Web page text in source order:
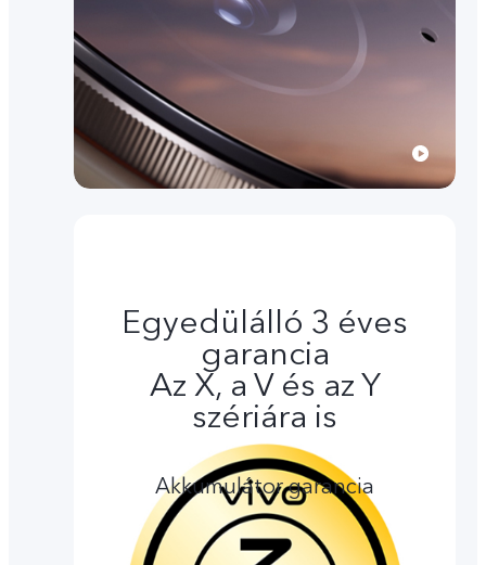
Egyedülálló 3 éves
garancia
Az X, a V és az Y
szériára is
Akkumulátor garancia